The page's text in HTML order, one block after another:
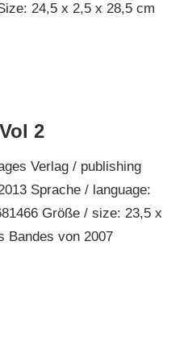
24,5 x 2,5 x 28,5 cm
2
Verlag / publishing
Sprache / language:
Größe / size: 23,5 x
Bandes von 2007